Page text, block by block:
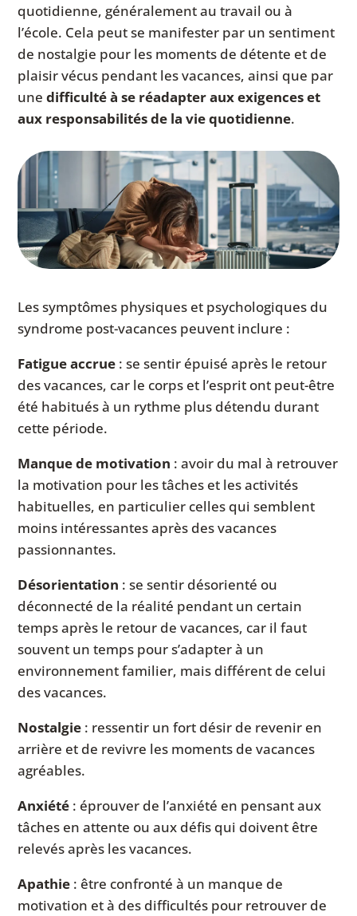
quotidienne, généralement au travail ou à
l’école. Cela peut se manifester par un sentiment
de nostalgie pour les moments de détente et de
plaisir vécus pendant les vacances, ainsi que par
unedifficulté à se réadapter aux exigences et
aux responsabilités de la vie quotidienne.
Les symptômes physiques et psychologiques du
syndrome post-vacances peuvent inclure :
Fatigue accrue : se sentir épuisé après le retour
des vacances, car le corps et l’esprit ont peut-être
été habitués à un rythme plus détendu durant
cette période.
Manque de motivation : avoir du mal à retrouver
la motivation pour les tâches et les activités
habituelles, en particulier celles qui semblent
moins intéressantes après des vacances
passionnantes.
Désorientation : se sentir désorienté ou
déconnecté de la réalité pendant un certain
temps après le retour de vacances, car il faut
souvent un temps pour s’adapter à un
environnement familier, mais différent de celui
des vacances.
Nostalgie : ressentir un fort désir de revenir en
arrière et de revivre les moments de vacances
agréables.
Anxiété : éprouver de l’anxiété en pensant aux
tâches en attente ou aux défis qui doivent être
relevés après les vacances.
Apathie : être confronté à un manque de
motivation et à des difficultés pour retrouver de